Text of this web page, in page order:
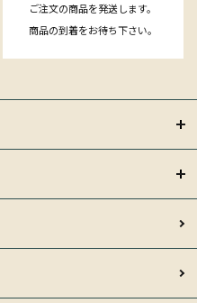
ご注文の商品を発送します。
商品の到着をお待ち下さい。